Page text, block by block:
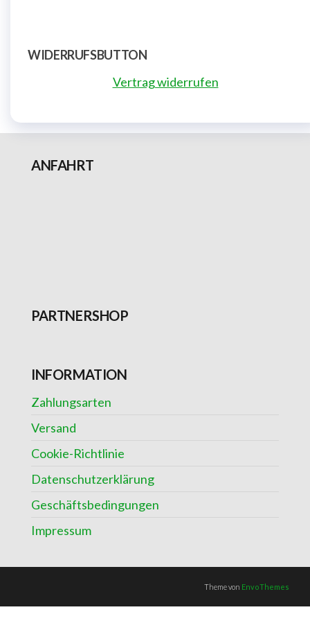
WIDERRUFSBUTTON
Vertrag widerrufen
ANFAHRT
PARTNERSHOP
INFORMATION
Zahlungsarten
Versand
Cookie-Richtlinie
Datenschutzerklärung
Geschäftsbedingungen
Impressum
Theme von EnvoThemes